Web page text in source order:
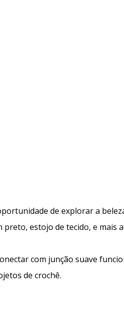
de explorar a
estojo de tecido, e mais
com junção suave
de crochê.